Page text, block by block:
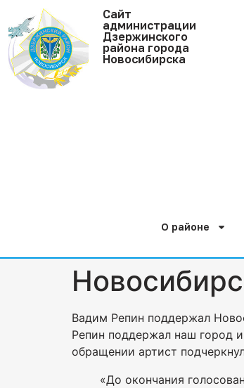
Cайт
администрации
Дзержинского
района города
Новосибирска
О районе
Вадим Репин поддержал
Репин поддержал наш город
обращении артист
«До окончания